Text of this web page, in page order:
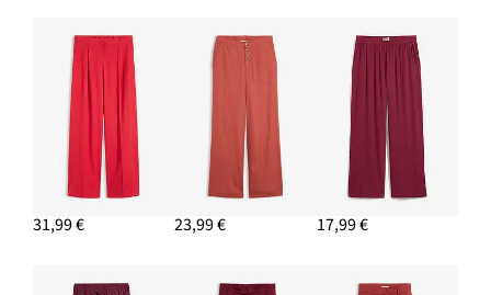
PRIDAŤ DO KOŠÍKA
31,99 € 23,99 € 17,99 €